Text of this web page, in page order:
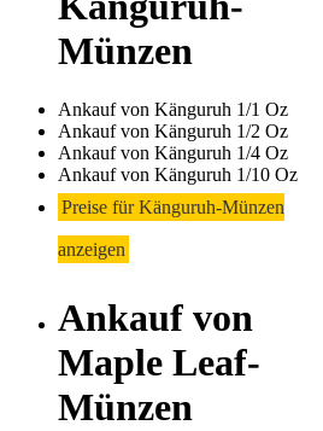
Münzen
Ankauf von Känguruh 1/1 Oz
Ankauf von Känguruh 1/2 Oz
Ankauf von Känguruh 1/4 Oz
Ankauf von Känguruh 1/10 Oz
Preise für Känguruh-Münzen
anzeigen
Ankauf von
Maple Leaf-
Münzen